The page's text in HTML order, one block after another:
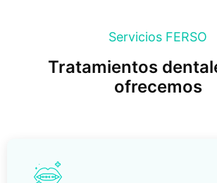
Servicios FERSO
Tratamientos
ofrecemos